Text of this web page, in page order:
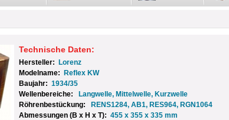
Technische Daten:
Hersteller:
Lorenz
Modelname:
Reflex KW
Baujahr: 1934/35
Wellenbereiche:
Langwelle, Mittelwelle, Kurzwelle
Röhrenbestückung:
RENS1284, AB1, RES964, RGN1064
Abmessungen (B x H x T): 455 x 355 x 335 mm